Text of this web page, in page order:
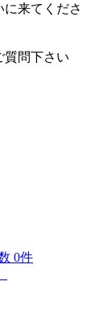
来てくださ
質問下さい
0件